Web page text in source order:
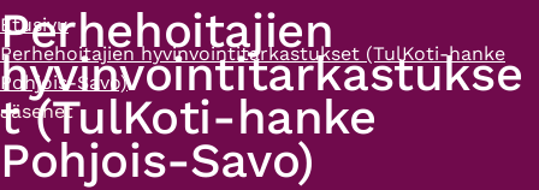
Murupolku
Etusivu
Perhehoitajien hyvinvointitarkastukset (TulKoti-hanke
Pohjois-Savo)
Jäsenet
Perhehoitajien
hyvinvointitarkastukse
t (TulKoti-hanke
Pohjois-Savo)